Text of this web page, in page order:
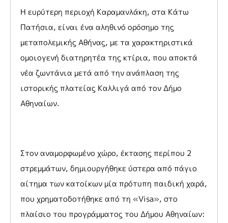
Η ευρύτερη περιοχή Καραμανλάκη, στα Κάτω
Πατήσια, είναι ένα αληθινό ορόσημο της
μεταπολεμικής Αθήνας, με τα χαρακτηριστικά
ομοιογενή διατηρητέα της κτίρια, που αποκτά
νέα ζωντάνια μετά από την ανάπλαση της
ιστορικής πλατείας Καλλιγά από τον Δήμο
Αθηναίων.
Στον αναμορφωμένο χώρο, έκτασης περίπου 2
στρεμμάτων, δημιουργήθηκε ύστερα από πάγιο
αίτημα των κατοίκων μία πρότυπη παιδική χαρά,
που χρηματοδοτήθηκε από τη «Visa», στο
πλαίσιο του προγράμματος του Δήμου Αθηναίων: